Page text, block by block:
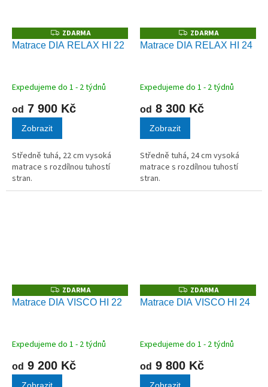
Z
D
A
ZDARMA
Matrace DIA RELAX HI 22
Expedujeme do 1 - 2 týdnů
od 7 900 Kč
Zobrazit
Středně tuhá, 22 cm vysoká
matrace s rozdílnou tuhostí
stran.
Z
D
A
ZDARMA
Matrace DIA RELAX HI 24
Expedujeme do 1 - 2 týdnů
od 8 300 Kč
Zobrazit
Středně tuhá, 24 cm vysoká
matrace s rozdílnou tuhostí
stran.
Z
D
A
ZDARMA
Matrace DIA VISCO HI 22
Expedujeme do 1 - 2 týdnů
od 9 200 Kč
Z
D
A
ZDARMA
Matrace DIA VISCO HI 24
Expedujeme do 1 - 2 týdnů
od 9 800 Kč